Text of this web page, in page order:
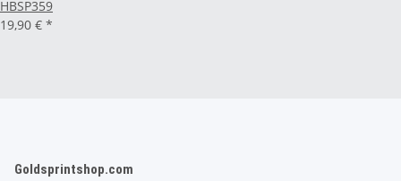
HBSP359
19,90 € *
Goldsprintshop.com